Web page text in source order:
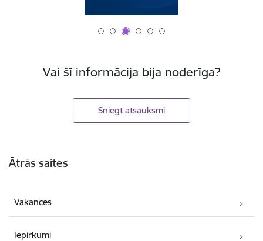
Vai šī informācija bija noderīga?
Sniegt atsauksmi
Ātrās saites
Vakances
Iepirkumi